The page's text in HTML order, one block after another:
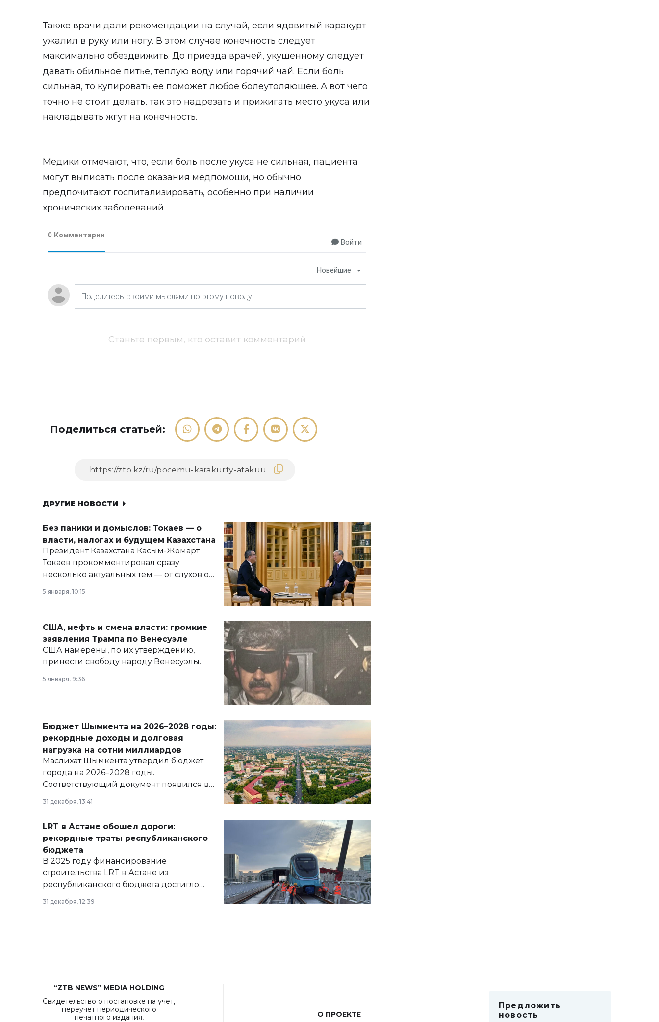
Также врачи дали рекомендации на случай, если ядовитый каракурт
ужалил в руку или ногу. В этом случае конечность следует
максимально обездвижить. До приезда врачей, укушенному следует
давать обильное питье, теплую воду или горячий чай. Если боль
сильная, то купировать ее поможет любое болеутоляющее. А вот чего
точно не стоит делать, так это надрезать и прижигать место укуса или
накладывать жгут на конечность.
Медики отмечают, что, если боль после укуса не сильная, пациента
могут выписать после оказания медпомощи, но обычно
предпочитают госпитализировать, особенно при наличии
хронических заболеваний.
0 Комментарии
Войти
Новейшие
Станьте первым, кто оставит комментарий
Поделиться статьей:
ДРУГИЕ НОВОСТИ
Без паники и домыслов: Токаев — о
власти, налогах и будущем Казахстана
Президент Казахстана Касым-Жомарт
Токаев прокомментировал сразу
несколько актуальных тем — от слухов о
армии, экономики и личного здоровья.
5 января, 10:15
США, нефть и смена власти: громкие
заявления Трампа по Венесуэле
США намерены, по их утверждению,
принести свободу народу Венесуэлы.
5 января, 9:36
Бюджет Шымкента на 2026–2028 годы:
рекордные доходы и долговая
нагрузка на сотни миллиардов
Маслихат Шымкента утвердил бюджет
города на 2026–2028 годы.
Соответствующий документ появился в
базе нормативных правовых актов и на
сайте маслихат города.
31 декабря, 13:41
LRT в Астане обошел дороги:
рекордные траты республиканского
бюджета
В 2025 году финансирование
строительства LRT в Астане из
республиканского бюджета достигло
рекордных объемов.
31 декабря, 12:39
“ZTB NEWS” MEDIA HOLDING
Свидетельство о постановке на учет,
переучет периодического
печатного издания,
О ПРОЕКТЕ
Предложить
новость